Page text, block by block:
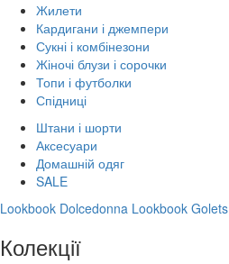
Жилети
Кардигани і джемпери
Сукні і комбінезони
Жіночі блузи і сорочки
Топи і футболки
Спідниці
Штани і шорти
Аксесуари
Домашній одяг
SALE
Lookbook Dolcedonna Lookbook Golets
Колекції